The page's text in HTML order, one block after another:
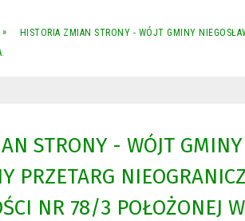
przeznaczonej do
HISTORIA ZMIAN STRONY - WÓJT GMINY
STRONY - WÓJT
PRZETARG
NR 78/3 POŁOŻONEJ